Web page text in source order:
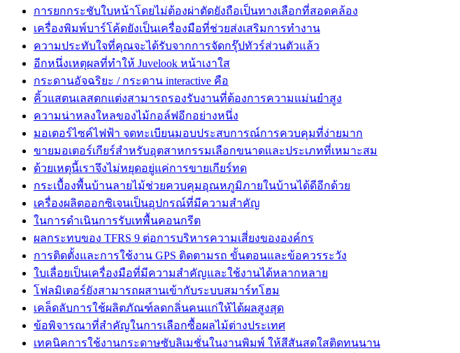
การยกกระชับใบหน้าโดยไม่ต้องผ่าตัดยังถือเป็นทางเลือกที่สอดคล้อง
เครื่องพิมพ์บาร์โค้ดยังเป็นเครื่องมือที่ช่วยส่งเสริมการทำงาน
ความประทับใจที่คุณจะได้รับจากการจัดกรุ๊ปทัวร์ส่วนตัวแล้ว
อีกหนึ่งเหตุผลที่ทำให้ Juvelook หน้าเงาใส
กระดานอัจฉริยะ / กระดาน interactive คือ
คิ้วแสตนเลสตกแต่งสามารถรองรับงานที่ต้องการความแม่นยำสูง
ความน่าหลงใหลของไม้กอล์ฟอีกอย่างหนึ่ง
มอเตอร์ไซค์ไฟฟ้า จดทะเบียนมอบประสบการณ์การควบคุมที่ง่ายมาก
ขายมอเตอร์เกียร์สำหรับอุตสาหกรรมเลือกขนาดและประเภทที่เหมาะสม
ด้วยเหตุนี้เราจึงไม่หยุดอยู่แค่การขายเกียร์ทด
กระเบื้องพื้นบ้านลายไม้ช่วยควบคุมอุณหภูมิภายในบ้านได้ดีอีกด้วย
เครื่องผลิตออกซิเจนเป็นอุปกรณ์ที่มีความสำคัญ
ในการดำเนินการรับเทพื้นคอนกรีต
ผลกระทบของ TFRS 9 ต่อการบริหารความเสี่ยงขององค์กร
การติดตั้งและการใช้งาน GPS ติดตามรถ ขั้นตอนและข้อควรระวัง
ใบเลื่อยเป็นเครื่องมือที่มีความสำคัญและใช้งานได้หลากหลาย
โฟลมิเตอร์ยังสามารถผสานเข้ากับระบบสมาร์ทโฮม
เคล็ดลับการใช้ผลิตภัณฑ์ลดกลิ่นคนแก่ให้ได้ผลสูงสุด
ข้อพิจารณาที่สำคัญในการเลือกซื้อผลไม้ต่างประเทศ
เทคนิคการใช้งานกระดาษซับลิเมชั่นในงานพิมพ์ ให้สีสันสดใสติดทนนาน